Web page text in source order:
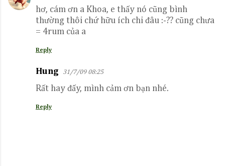
hơ, cám ơn a Khoa, e thấy nó cũng bình
thường thôi chứ hữu ích chi đâu :-?? cũng chưa
= 4rum của a
Reply
Hung 31/7/09 08:25
Rất hay đấy, mình cảm ơn bạn nhé.
Reply